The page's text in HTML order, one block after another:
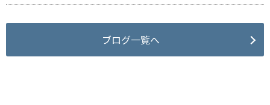
ブログ一覧へ